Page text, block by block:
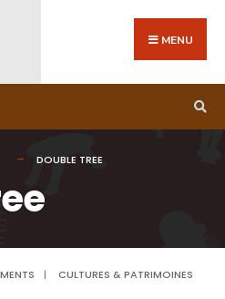
MENU
DOUBLE TREE
| CULTURES & PATRIMOINES